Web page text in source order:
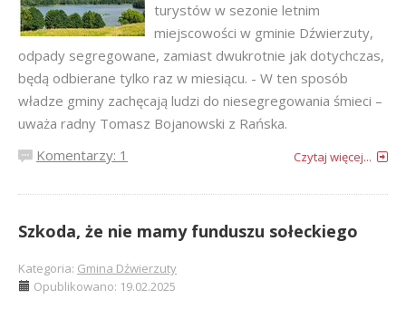
turystów w sezonie letnim
miejscowości w gminie Dźwierzuty,
odpady segregowane, zamiast dwukrotnie jak dotychczas,
będą odbierane tylko raz w miesiącu. - W ten sposób
władze gminy zachęcają ludzi do niesegregowania śmieci –
uważa radny Tomasz Bojanowski z Rańska.
Komentarzy: 1
Czytaj więcej...
Szkoda, że nie mamy funduszu sołeckiego
Kategoria: Gmina Dźwierzuty
Opublikowano: 19.02.2025